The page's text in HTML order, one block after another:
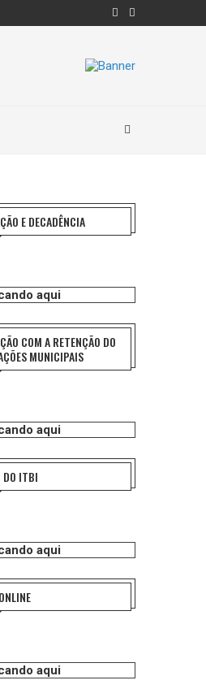
E DECADÊNCIA
aqui
COM A RETENÇÃO DO
MUNICIPAIS
aqui
DO ITBI
aqui
aqui